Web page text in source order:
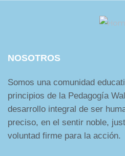
NOSOTROS
Somos una comunidad
principios de la Pedagogía
desarrollo integral de ser
preciso, en el sentir noble,
voluntad firme para la acción.